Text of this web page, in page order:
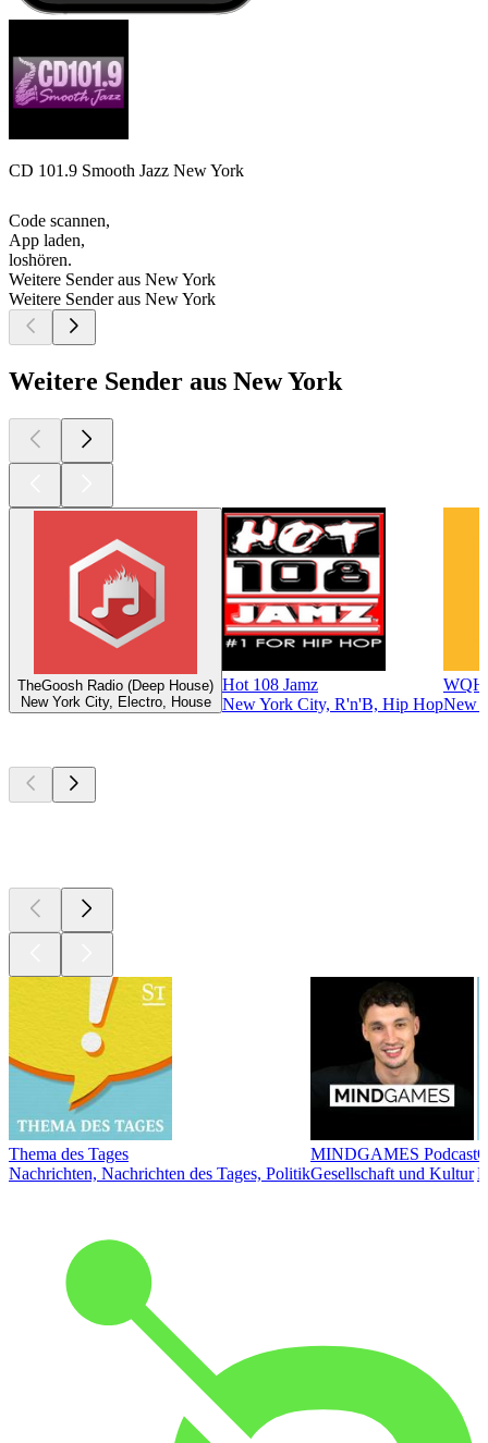
CD 101.9 Smooth Jazz New York
Code scannen,
App laden,
loshören.
Weitere Sender aus New York
Weitere Sender aus New York
Weitere Sender aus New York
TheGoosh Radio (Deep House)
New York City, Electro, House
Hot 108 Jamz
New York City, R'n'B, Hip HopNew
Thema des Tages
Nachrichten, Nachrichten des Tages, Politik
MINDGAMES Podcast
Gesellschaft und Kultur